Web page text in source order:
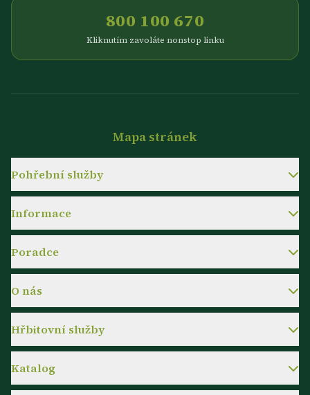
800 100 670
Kliknutím zavoláte nonstop linku
Mapa stránek
Pohřební služby
Informace
Poradce
O nás
Hřbitovní služby
Katalog